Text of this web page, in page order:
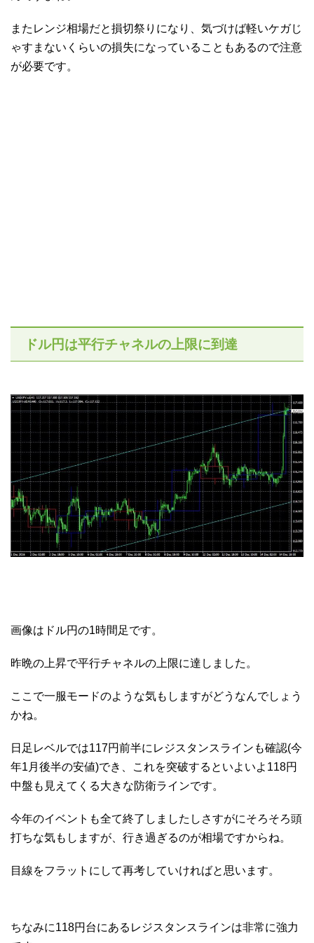
またレンジ相場だと損切祭りになり、気づけば軽いケガじ
ゃすまないくらいの損失になっていることもあるので注意
が必要です。
ドル円は平行チャネルの上限に到達
画像はドル円の1時間足です。
昨晩の上昇で平行チャネルの上限に達しました。
ここで一服モードのような気もしますがどうなんでしょう
かね。
日足レベルでは117円前半にレジスタンスラインも確認(今
年1月後半の安値)でき、これを突破するといよいよ118円
中盤も見えてくる大きな防衛ラインです。
今年のイベントも全て終了しましたしさすがにそろそろ頭
打ちな気もしますが、行き過ぎるのが相場ですからね。
目線をフラットにして再考していければと思います。
ちなみに118円台にあるレジスタンスラインは非常に強力